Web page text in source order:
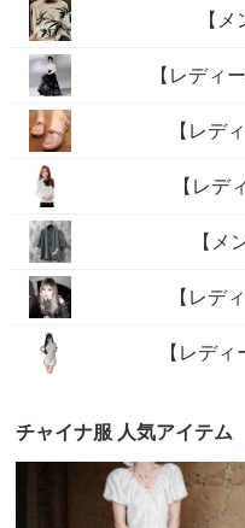
【
【レディ
【レデ
【レデ
【メ
【レデ
【レデ
チャイナ服 人気アイテム